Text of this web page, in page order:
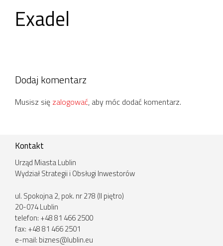
Exadel
Dodaj komentarz
Musisz się zalogować, aby móc dodać komentarz.
Kontakt
Urząd Miasta Lublin
Wydział Strategii i Obsługi Inwestorów
ul. Spokojna 2, pok. nr 278 (II piętro)
20-074 Lublin
telefon: +48 81 466 2500
fax: +48 81 466 2501
e-mail: biznes@lublin.eu